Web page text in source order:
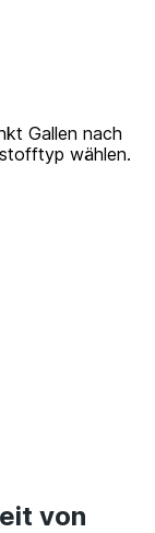
Gallen nach
wählen.
von